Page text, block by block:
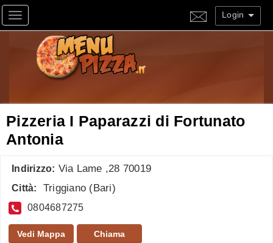
Toggle navigation Login
Pizzeria I Paparazzi di Fortunato
Antonia
Indirizzo: Via Lame ,28 70019
Città: Triggiano ( Bari)
0804687275
Vedi Mappa Chiama